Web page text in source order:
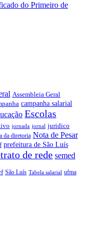
do Primeiro de
Assembleia Geral
campanha salarial
Escolas
jornada jornal juridico
da diretoria Nota de Pesar
prefeitura de São Luís
de rede semed
São Luís Tabela salarial ufma